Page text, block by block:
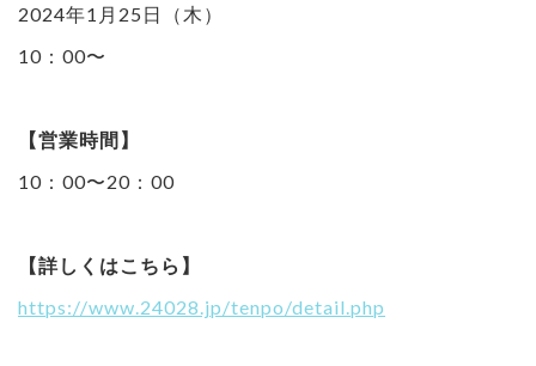
2024年1月25日（木）
10：00〜
【営業時間】
10：00〜20：00
【詳しくはこちら】
https://www.24028.jp/tenpo/detail.php